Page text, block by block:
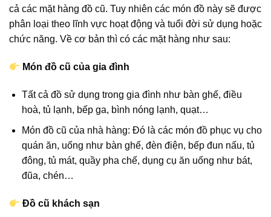
cả các mặt hàng đồ cũ. Tuy nhiên các món đồ này sẽ được
phân loại theo lĩnh vực hoạt động và tuổi đời sử dụng hoặc
chức năng. Về cơ bản thì có các mặt hàng như sau:
Món đồ cũ của gia đình
Tất cả đồ sử dụng trong gia đình như bàn ghế, điều
hoà, tủ lạnh, bếp ga, bình nóng lạnh, quạt…
Món đồ cũ của nhà hàng: Đó là các món đồ phục vụ cho
quán ăn, uống như bàn ghế, đèn điện, bếp đun nấu, tủ
đông, tủ mát, quầy pha chế, dụng cụ ăn uống như bát,
đũa, chén…
Đồ cũ khách sạn